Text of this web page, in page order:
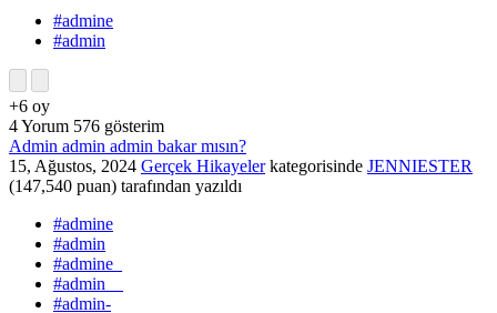
#admine
#admin
+6 oy
4Yorum 576 gösterim
Admin admin admin bakar mısın?
15, Ağustos, 2024 Gerçek Hikayelerkategorisinde JENNIESTER
(147,540 puan) tarafından yazıldı
#admine
#admin
#admine_
#admin__
#admin-